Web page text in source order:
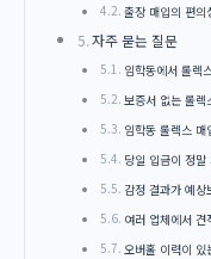
출장 매입의 편의
자주 묻는 질문
임학동에서 롤렉
보증서 없는 롤
임학동 롤렉스
당일 입금이 정말
감정 결과가 예
여러 업체에서
오버홀 이력이